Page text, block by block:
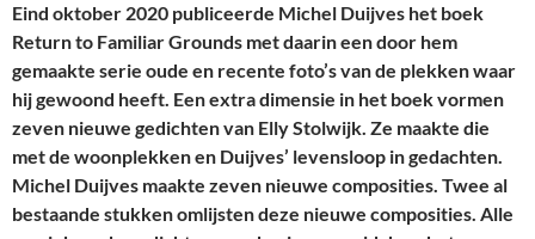
Eind oktober 2020 publiceerde Michel Duijves het boek
Return to Familiar Grounds met daarin een door hem
gemaakte serie oude en recente foto’s van de plekken waar
hij gewoond heeft. Een extra dimensie in het boek vormen
zeven nieuwe gedichten van Elly Stolwijk. Ze maakte die
met de woonplekken en Duijves’ levensloop in gedachten.
Michel Duijves maakte zeven nieuwe composities. Twee al
bestaande stukken omlijsten deze nieuwe composities. Alle